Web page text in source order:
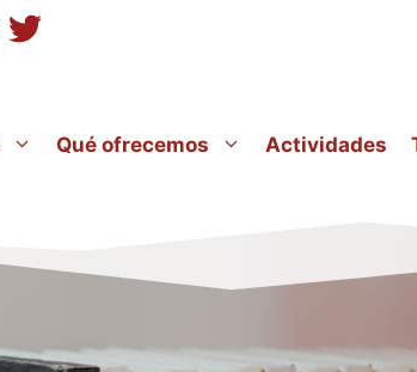
Qué ofrecemos Actividades